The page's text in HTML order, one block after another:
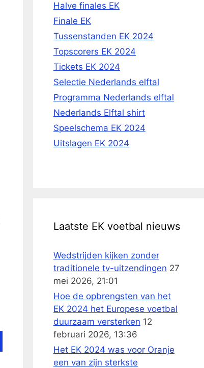
Halve finales EK
Finale EK
Tussenstanden EK 2024
Topscorers EK 2024
Tickets EK 2024
Selectie Nederlands elftal
Programma Nederlands elftal
Nederlands Elftal shirt
Speelschema EK 2024
Uitslagen EK 2024
Laatste EK voetbal nieuws
Wedstrijden kijken zonder
traditionele tv-uitzendingen 27
mei 2026, 21:01
Hoe de opbrengsten van het
EK 2024 het Europese voetbal
duurzaam versterken 12
februari 2026, 13:36
Het EK 2024 was voor Oranje
een van zijn sterkste